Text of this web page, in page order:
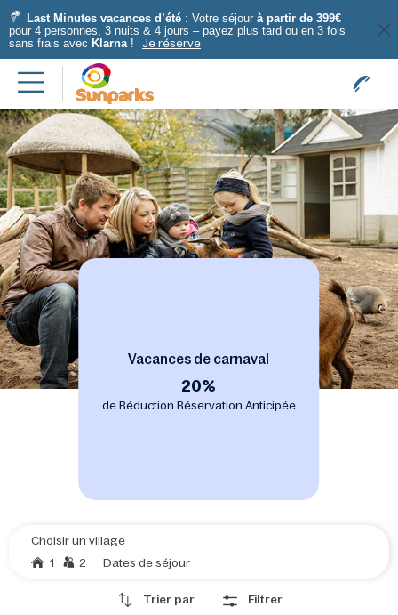
Last Minutes vacances d’été : Votre séjour à partir de 399€
pour 4 personnes, 3 nuits & 4 jours – payez plus tard ou en 3 fois
sans frais avec Klarna! Je réserve
Vacances de carnaval
20%
de Réduction Réservation Anticipée
Choisir un village
1
2 Dates de séjour
Trier par Filtrer